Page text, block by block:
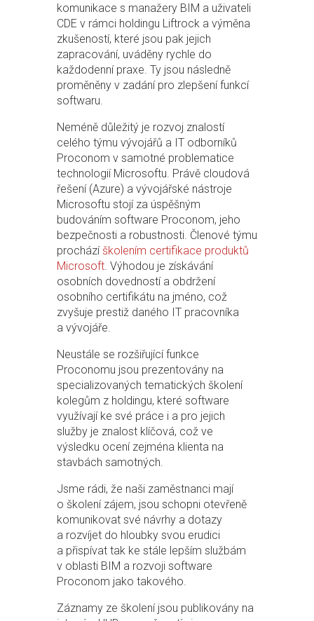
komunikace s manažery BIM a uživateli
CDE v rámci holdingu Liftrock a výměna
zkušeností, které jsou pak jejich
zapracování, uváděny rychle do
každodenní praxe. Ty jsou následně
proměněny v zadání pro zlepšení funkcí
softwaru.
Neméně důležitý je rozvoj znalostí
celého týmu vývojářů a IT odborníků
Proconom v samotné problematice
technologií Microsoftu. Právě cloudová
řešení (Azure) a vývojářské nástroje
Microsoftu stojí za úspěšným
budováním software Proconom, jeho
bezpečnosti a robustnosti. Členové týmu
prochází školením certifikace produktů
Microsoft. Výhodou je získávání
osobních dovedností a obdržení
osobního certifikátu na jméno, což
zvyšuje prestiž daného IT pracovníka
a vývojáře.
Neustále se rozšiřující funkce
Proconomu jsou prezentovány na
specializovaných tematických školení
kolegům z holdingu, které software
využívají ke své práce i a pro jejich
služby je znalost klíčová, což ve
výsledku ocení zejména klienta na
stavbách samotných.
Jsme rádi, že naši zaměstnanci mají
o školení zájem, jsou schopni otevřeně
komunikovat své návrhy a dotazy
a rozvíjet do hloubky svou erudici
a přispívat tak ke stále lepším službám
v oblasti BIM a rozvoji software
Proconom jako takového.
Záznamy ze školení jsou publikovány na